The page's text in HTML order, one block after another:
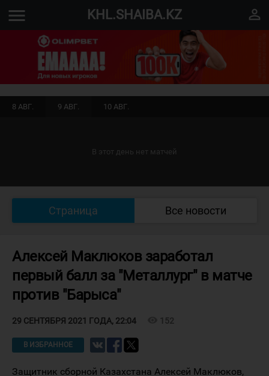
menu KHL.SHAIBA.KZ perm_identity
8 АВГ. 9 АВГ. 10 АВГ.
В этот день нет матчей
Страница Все новости
Алексей Маклюков заработал
первый балл за "Металлург" в матче
против "Барыса"
29 СЕНТЯБРЯ 2021 ГОДА, 22:04 152
В ИЗБРАННОЕ
Защитник сборной Казахстана Алексей Маклюков,